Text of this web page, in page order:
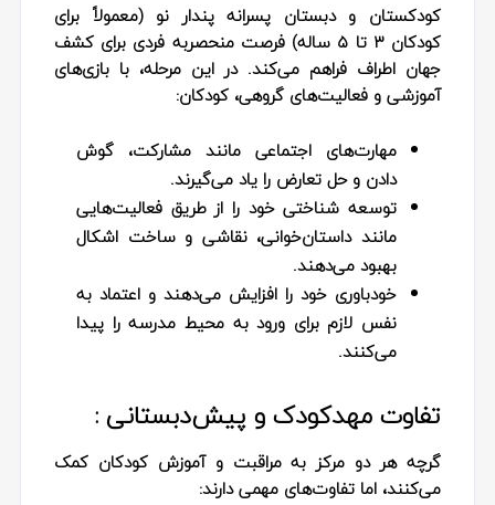
کودکستان و دبستان پسرانه پندار نو (معمولاً برای
کودکان ۳ تا ۵ ساله) فرصت منحصربه‌ فردی برای کشف
جهان اطراف فراهم می‌کند. در این مرحله، با بازی‌های
آموزشی و فعالیت‌های گروهی، کودکان:
مهارت‌های اجتماعی مانند مشارکت، گوش
دادن و حل تعارض را یاد می‌گیرند.
توسعه شناختیخود را از طریق فعالیت‌هایی
مانند داستان‌خوانی، نقاشی و ساخت اشکال
بهبود می‌دهند.
خودباوری خود را افزایش می‌دهند و اعتماد به
نفس لازم برای ورود به محیط مدرسه را پیدا
می‌کنند.
تفاوت مهدکودک و پیش‌دبستانی :
گرچه هر دو مرکز به مراقبت و آموزش کودکان کمک
می‌کنند، اما تفاوت‌های مهمی دارند: